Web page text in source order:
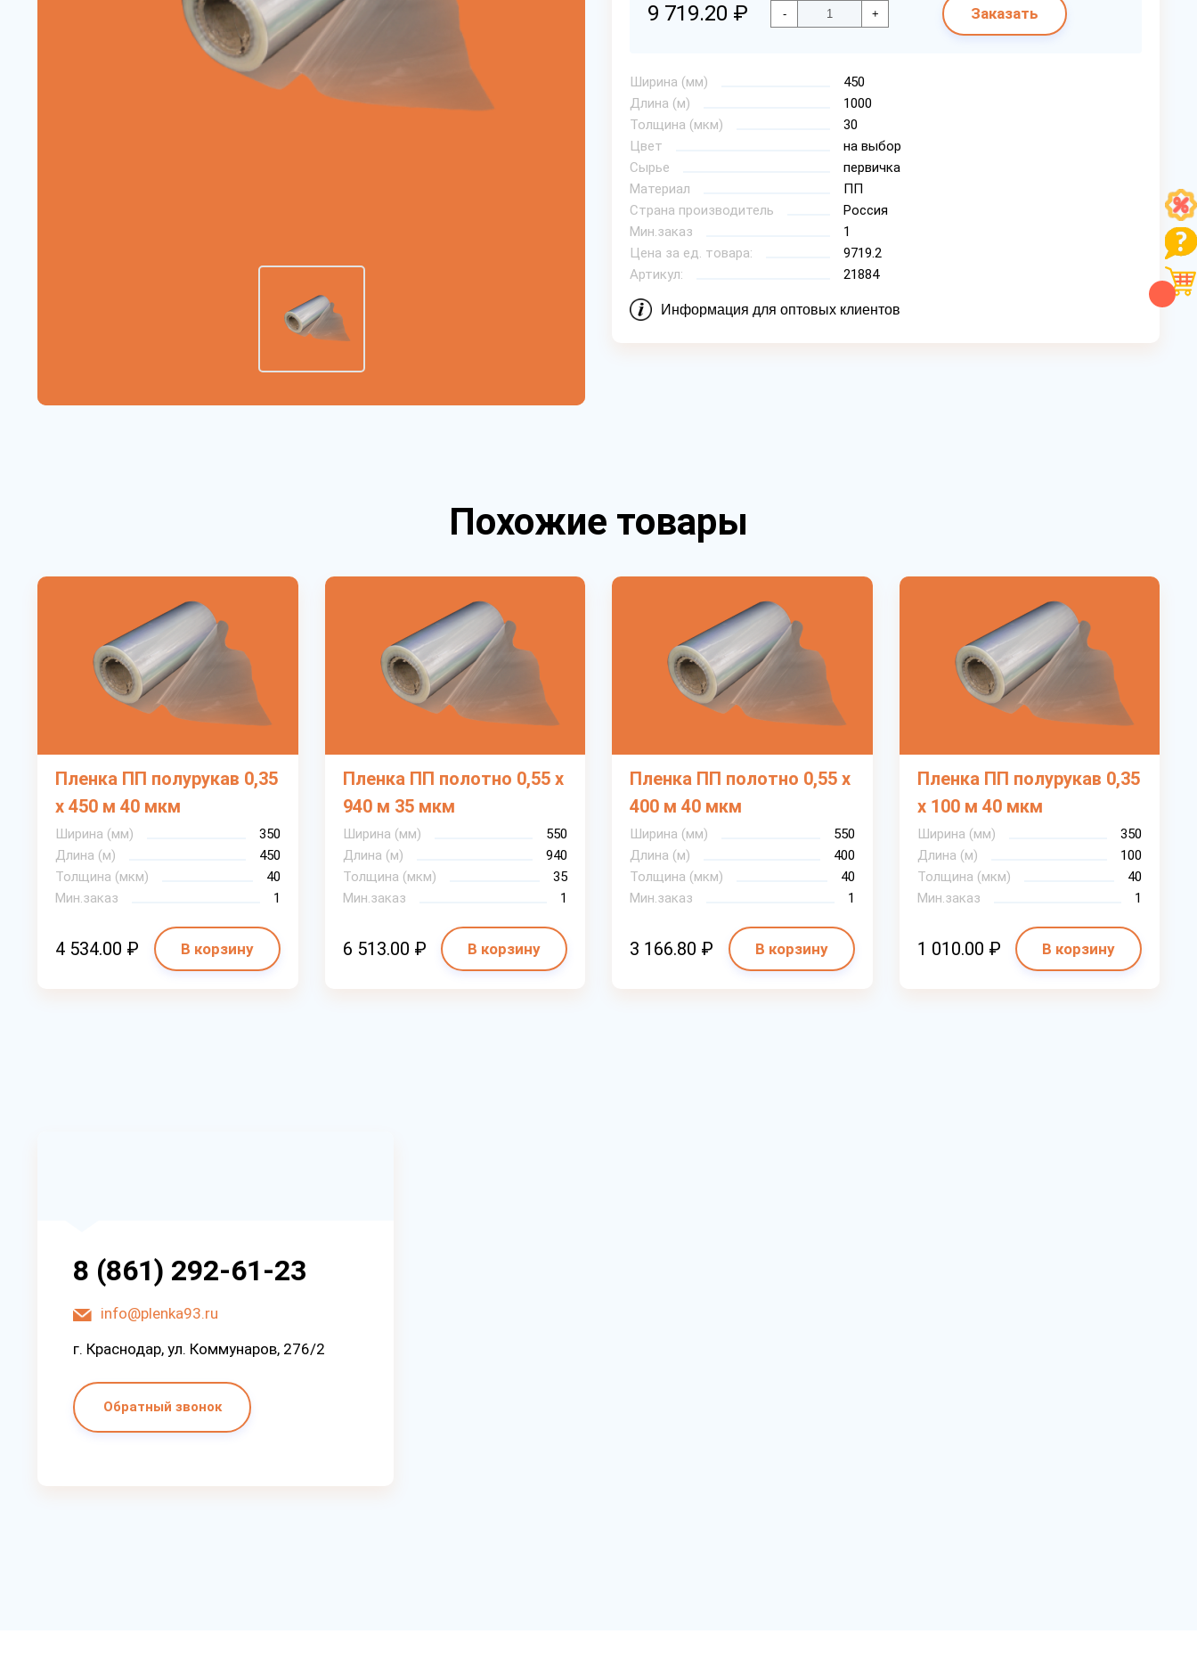
9 719.20 ₽ - + Заказать
Ширина (мм)
450
Длина (м)
1000
Толщина (мкм)
30
Цвет
на выбор
Сырье
первичка
Материал
ПП
Страна производитель
Россия
Мин.заказ
1
Цена за ед. товара:
9719.2
Артикул:
21884
Информация для оптовых клиентов
Похожие товары
Пленка ПП полурукав 0,35
х 450 м 40 мкм
Ширина (мм)
350
Длина (м)
450
Толщина (мкм)
40
Мин.заказ
1
4 534.00 ₽ В корзину
Пленка ПП полотно 0,55 х
940 м 35 мкм
Ширина (мм)
550
Длина (м)
940
Толщина (мкм)
35
Мин.заказ
1
6 513.00 ₽ В корзину
Пленка ПП полотно 0,55 х
400 м 40 мкм
Ширина (мм)
550
Длина (м)
400
Толщина (мкм)
40
Мин.заказ
1
3 166.80 ₽ В корзину
Пленка ПП полурукав 0,35
х 100 м 40 мкм
Ширина (мм)
350
Длина (м)
100
Толщина (мкм)
40
Мин.заказ
1
1 010.00 ₽ В корзину
8 (861) 292-61-23
info@plenka93.ru
г. Краснодар, ул. Коммунаров, 276/2
Обратный звонок